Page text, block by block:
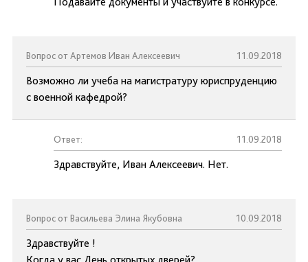
Вопрос от Артемов Иван Алексеевич 11.09.2018
Возможно ли учеба на магистратуру юриспруденцию
с военной кафедрой?
Ответ: 11.09.2018
Здравствуйте, Иван Алексеевич. Нет.
Вопрос от Васильева Элина Якубовна 10.09.2018
Здравствуйте !